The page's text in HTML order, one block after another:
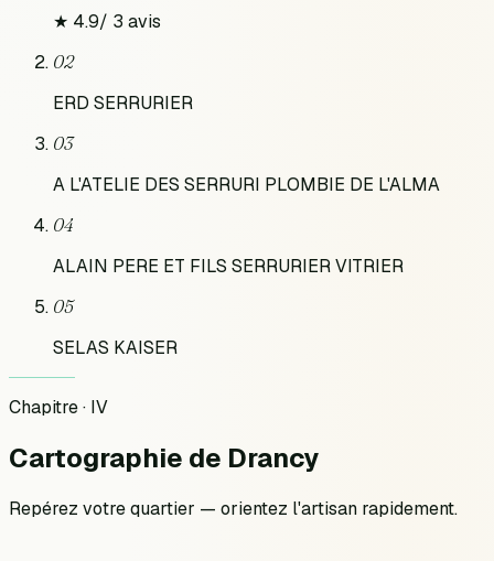
★ 4.9/ 3 avis
02
ERD SERRURIER
03
A L'ATELIE DES SERRURI PLOMBIE DE L'ALMA
04
ALAIN PERE ET FILS SERRURIER VITRIER
05
SELAS KAISER
Chapitre · IV
Cartographie de Drancy
Repérez votre quartier — orientez l'artisan rapidement.